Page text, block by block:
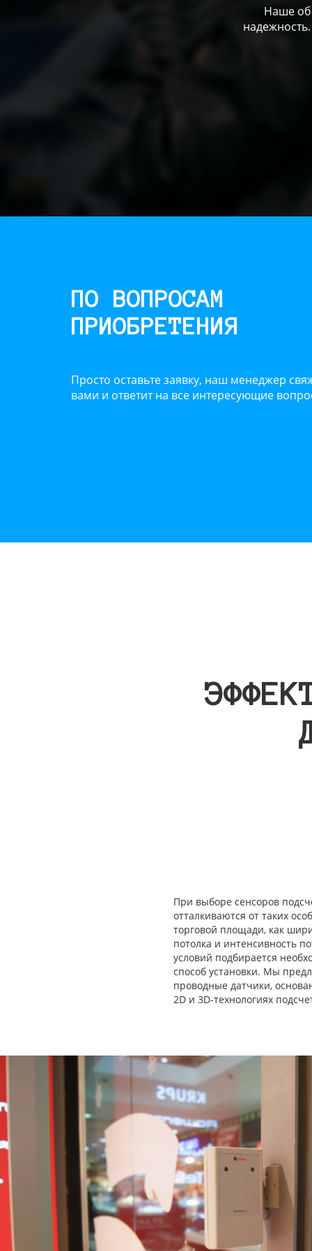
Наше
ПО ВОПРОСАМ
ПРИОБРЕТЕНИЯ
Просто оставьте заявку, наш менеджер
вами и ответит на все интересующие
При выборе сенсоров
отталкиваются от таких
торговой площади, как
потолка и интенсивность
условий подбирается
способ установки. Мы
проводные датчики,
2D и 3D-технологиях